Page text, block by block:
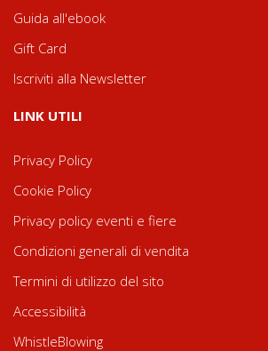
Guida all'ebook
Gift Card
Iscriviti alla Newsletter
LINK UTILI
Privacy Policy
Cookie Policy
Privacy policy eventi e fiere
Condizioni generali di vendita
Termini di utilizzo del sito
Accessibilità
WhistleBlowing